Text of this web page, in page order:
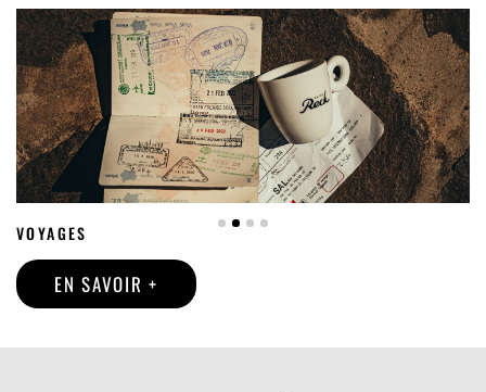
-
ARTISAN
TORRÉFACTEUR
EN
ALSACE
DEPUIS
1884
VOYAGES
EN SAVOIR +